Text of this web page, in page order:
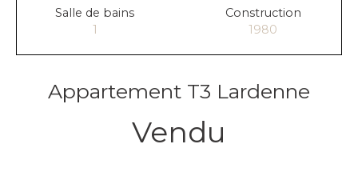
Salle de bains
1
Construction
1980
Appartement T3 Lardenne
Vendu